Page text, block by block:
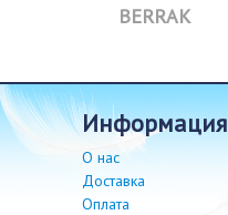
BERRAK
информация
О нас
Доставка
Оплата